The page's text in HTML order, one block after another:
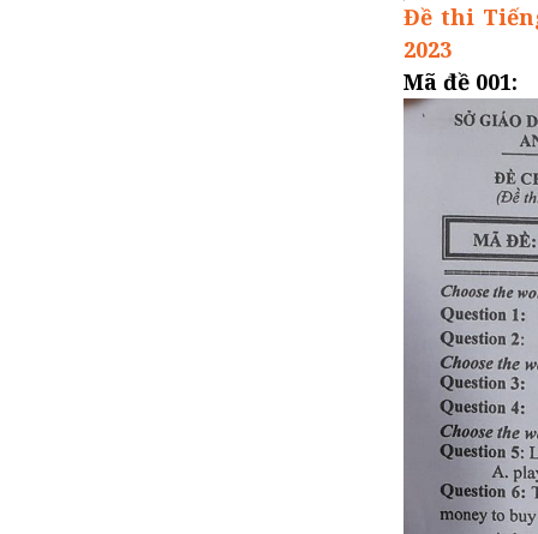
Đề thi
2023
Mã đề 001: